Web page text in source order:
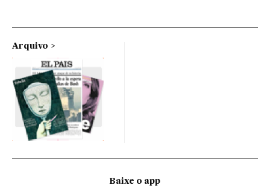
Arquivo
Baixe o app